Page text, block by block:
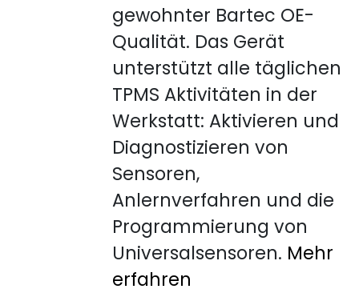
gewohnter Bartec OE-
Qualität. Das Gerät
unterstützt alle täglichen
TPMS Aktivitäten in der
Werkstatt: Aktivieren und
Diagnostizieren von
Sensoren,
Anlernverfahren und die
Programmierung von
Universalsensoren. Mehr
erfahren